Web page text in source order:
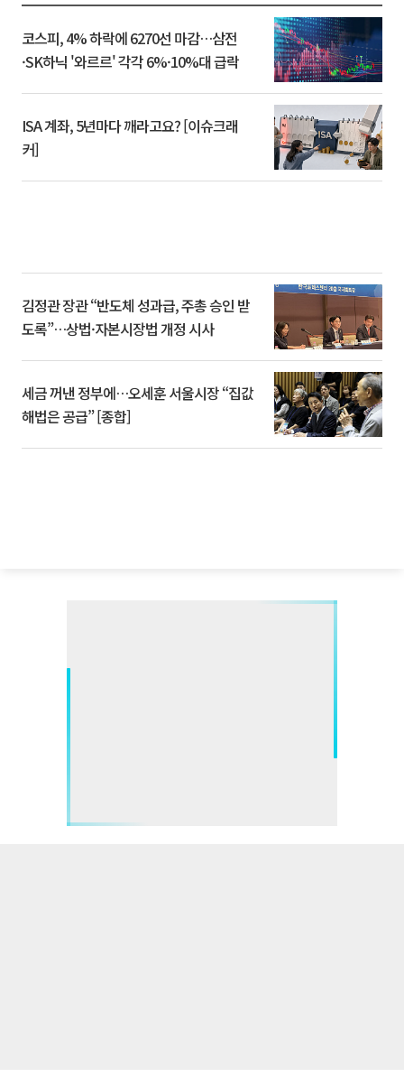
코스피, 4% 하락에 6270선 마감…삼전
·SK하닉 '와르르' 각각 6%·10%대 급락
ISA 계좌, 5년마다 깨라고요? [이슈크래
커]
김정관 장관 “반도체 성과급, 주총 승인 받
도록”…상법·자본시장법 개정 시사
세금 꺼낸 정부에…오세훈 서울시장 “집값
해법은 공급” [종합]